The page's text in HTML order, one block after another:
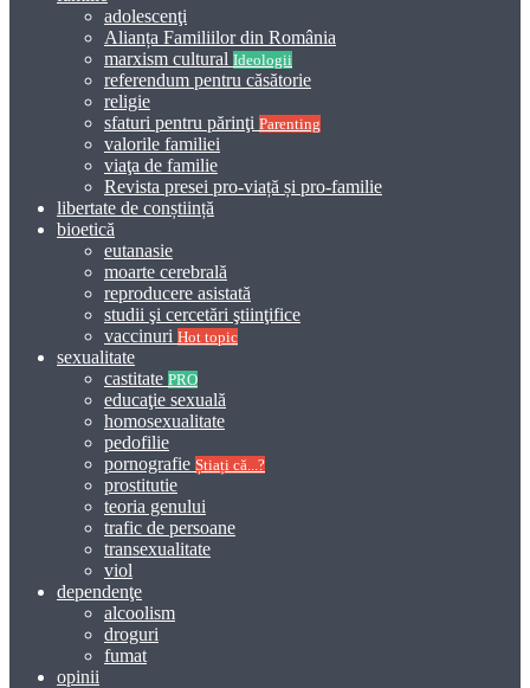
adolescenţi
Alianța Familiilor din România
marxism cultural Ideologii
referendum pentru căsătorie
religie
sfaturi pentru părinţi Parenting
valorile familiei
viaţa de familie
Revista presei pro-viață și pro-familie
libertate de conștiință
bioetică
eutanasie
moarte cerebrală
reproducere asistată
studii şi cercetări ştiinţifice
vaccinuri Hot topic
sexualitate
castitate PRO
educaţie sexuală
homosexualitate
pedofilie
pornografie Știați că...?
prostitutie
teoria genului
trafic de persoane
transexualitate
viol
dependenţe
alcoolism
droguri
fumat
opinii